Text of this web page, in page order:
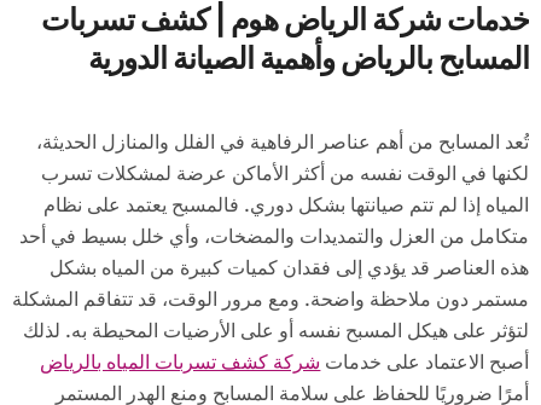
خدمات شركة الرياض هوم | كشف تسربات
المسابح بالرياض وأهمية الصيانة الدورية
تُعد المسابح من أهم عناصر الرفاهية في الفلل والمنازل الحديثة،
لكنها في الوقت نفسه من أكثر الأماكن عرضة لمشكلات تسرب
المياه إذا لم تتم صيانتها بشكل دوري. فالمسبح يعتمد على نظام
متكامل من العزل والتمديدات والمضخات، وأي خلل بسيط في أحد
هذه العناصر قد يؤدي إلى فقدان كميات كبيرة من المياه بشكل
مستمر دون ملاحظة واضحة. ومع مرور الوقت، قد تتفاقم المشكلة
لتؤثر على هيكل المسبح نفسه أو على الأرضيات المحيطة به. لذلك
أصبح الاعتماد على خدمات شركة كشف تسربات المياه بالرياض
أمرًا ضروريًا للحفاظ على سلامة المسابح ومنع الهدر المستمر